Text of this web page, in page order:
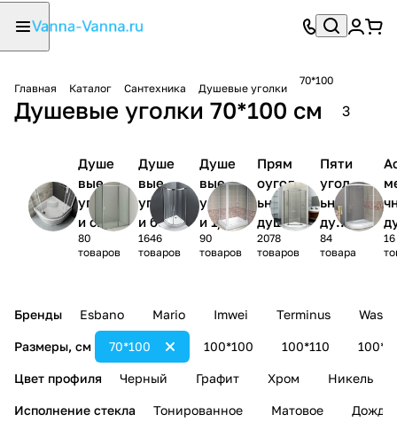
Главная Каталог Сантехника Душевые уголки
70*100
Душевые уголки 70*100 см 3
Душе
вые
уголк
и с
поддо
ном
80
товаров
Душе
вые
уголк
и без
поддо
на
1646
товаров
Душе
вые
уголк
и 1/4
круга
90
товаров
Прям
оугол
ьные
душев
ые
уголк
2078
товаров
Пяти
угол
ьные
душе
вые
угол
84
товара
16
Бренды Esbano Mario Imwei Terminus
Размеры, см 100*100 100*110
70*100
Цвет профиля Черный Графит Хром Никель
Исполнение стекла Тонированное Матовое Дождь